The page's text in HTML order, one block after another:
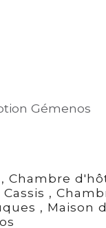
Gémenos
, Chambre
,
, Maison